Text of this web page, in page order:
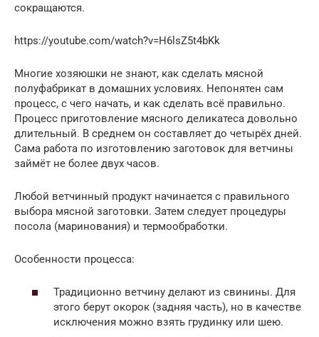
сокращаются.
https://youtube.com/watch?v=H6lsZ5t4bKk
Многие хозяюшки не знают, как сделать мясной
полуфабрикат в домашних условиях. Непонятен сам
процесс, с чего начать, и как сделать всё правильно.
Процесс приготовление мясного деликатеса довольно
длительный. В среднем он составляет до четырёх дней.
Сама работа по изготовлению заготовок для ветчины
займёт не более двух часов.
Любой ветчинный продукт начинается с правильного
выбора мясной заготовки. Затем следует процедуры
посола (маринования) и термообработки.
Особенности процесса:
Традиционно ветчину делают из свинины. Для
этого берут окорок (задняя часть), но в качестве
исключения можно взять грудинку или шею.